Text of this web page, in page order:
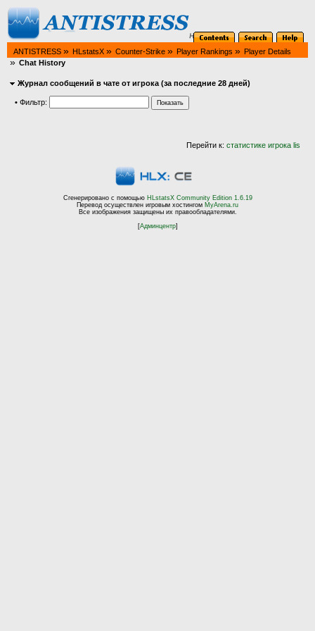
ANTISTRESS » HLstatsX » Counter-Strike » Player Rankings » Player Details
» Chat History
Журнал сообщений в чате от игрока (за последние 28 дней)
•Фильтр:
Перейти к:статистике игрока lis
Сгенерировано с помощью HLstatsX Community Edition 1.6.19
Перевод осуществлен игровым хостингом MyArena.ru
Все изображения защищены их правообладателями.
[Админцентр]